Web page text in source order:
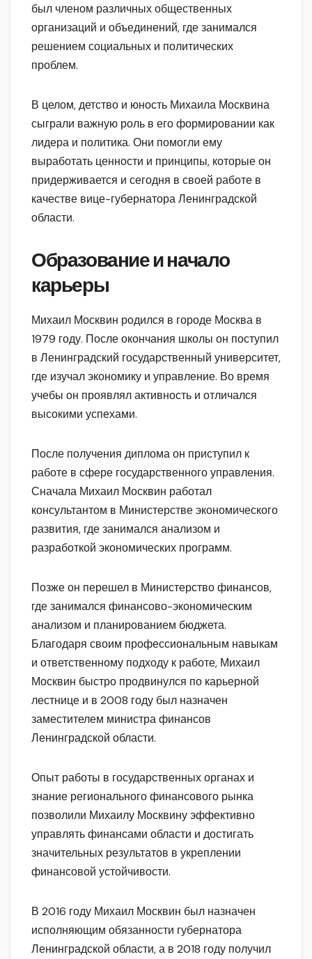
был членом различных общественных
организаций и объединений, где занимался
решением социальных и политических
проблем.
В целом, детство и юность Михаила Москвина
сыграли важную роль в его формировании как
лидера и политика. Они помогли ему
выработать ценности и принципы, которые он
придерживается и сегодня в своей работе в
качестве вице-губернатора Ленинградской
области.
Образование и начало
карьеры
Михаил Москвин родился в городе Москва в
1979 году. После окончания школы он поступил
в Ленинградский государственный университет,
где изучал экономику и управление. Во время
учебы он проявлял активность и отличался
высокими успехами.
После получения диплома он приступил к
работе в сфере государственного управления.
Сначала Михаил Москвин работал
консультантом в Министерстве экономического
развития, где занимался анализом и
разработкой экономических программ.
Позже он перешел в Министерство финансов,
где занимался финансово-экономическим
анализом и планированием бюджета.
Благодаря своим профессиональным навыкам
и ответственному подходу к работе, Михаил
Москвин быстро продвинулся по карьерной
лестнице и в 2008 году был назначен
заместителем министра финансов
Ленинградской области.
Опыт работы в государственных органах и
знание регионального финансового рынка
позволили Михаилу Москвину эффективно
управлять финансами области и достигать
значительных результатов в укреплении
финансовой устойчивости.
В 2016 году Михаил Москвин был назначен
исполняющим обязанности губернатора
Ленинградской области, а в 2018 году получил